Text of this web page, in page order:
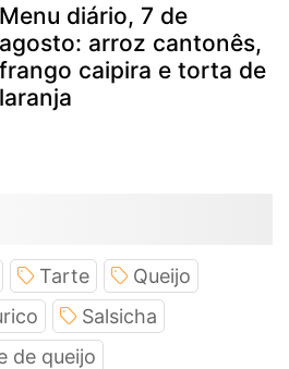
Menu diário, 7 de
agosto: arroz cantonês,
frango caipira e torta de
laranja
Tarte
Queijo
Salsicha
de queijo